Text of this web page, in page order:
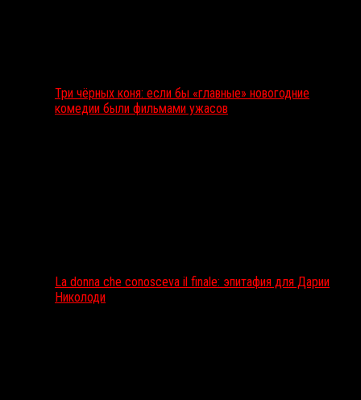
Три чёрных коня: если бы «главные» новогодние
комедии были фильмами ужасов
La donna che conosceva il finale: эпитафия для Дарии
Николоди